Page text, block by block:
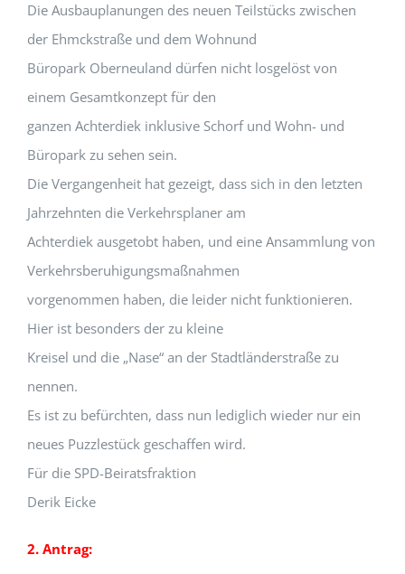
Die Ausbauplanungen des neuen Teilstücks zwischen
der Ehmckstraße und dem Wohnund
Büropark Oberneuland dürfen nicht losgelöst von
einem Gesamtkonzept für den
ganzen Achterdiek inklusive Schorf und Wohn- und
Büropark zu sehen sein.
Die Vergangenheit hat gezeigt, dass sich in den letzten
Jahrzehnten die Verkehrsplaner am
Achterdiek ausgetobt haben, und eine Ansammlung von
Verkehrsberuhigungsmaßnahmen
vorgenommen haben, die leider nicht funktionieren.
Hier ist besonders der zu kleine
Kreisel und die „Nase“ an der Stadtländerstraße zu
nennen.
Es ist zu befürchten, dass nun lediglich wieder nur ein
neues Puzzlestück geschaffen wird.
Für die SPD-Beiratsfraktion
Derik Eicke
2. Antrag: